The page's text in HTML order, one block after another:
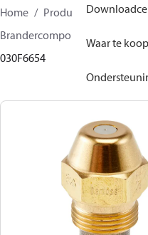
Waar te koop
Home Producten
Climate
Brandercomponenten
030F6654